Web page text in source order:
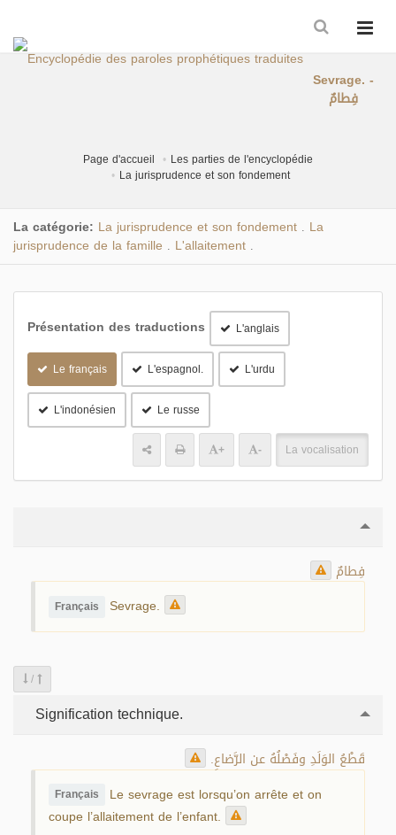
Sevrage. -
فِطامٌ
Page d'accueil
Les parties de l'encyclopédie
La jurisprudence et son fondement
La catégorie: La jurisprudence et son fondement La
jurisprudence de la famille L'allaitement
Présentation des traductions L'anglais
Le français L'espagnol. L'urdu
L'indonésien Le russe
+ - La vocalisation
فِطامٌ
Français Sevrage.
/
Signification technique.
قَطْعُ الوَلَدِ وفَصْلُهُ عن الرَّضاعِ.
Français
Le sevrage est lorsqu’on arrête et on
coupe l’allaitement de l’enfant.